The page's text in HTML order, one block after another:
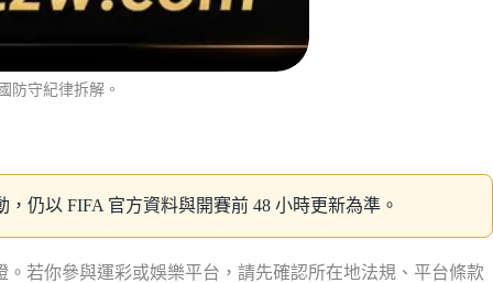
防守紀律拆解。
仍以 FIFA 官方資料與開賽前 48 小時更新為準。
若你參與運彩或娛樂平台，請先確認所在地法規、平台條款